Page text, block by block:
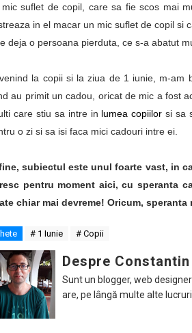
mic suflet de copil, care sa fie scos mai
in el macar un mic suflet de copil si
deja o persoana pierduta, ce s-a abatut
la copii si la ziua de 1 iunie, m-am
au primit un cadou, oricat de mic a fost
care stiu sa intre in lumea copiilor si sa
o zi si sa isi faca mici cadouri intre ei.
subiectul este unul foarte vast, in
pentru moment aici, cu speranta
chiar mai devreme! Oricum, speranta
# 1 Iunie # Copii
Despre
Sunt un blogger, web
are, pe lângă multe alte